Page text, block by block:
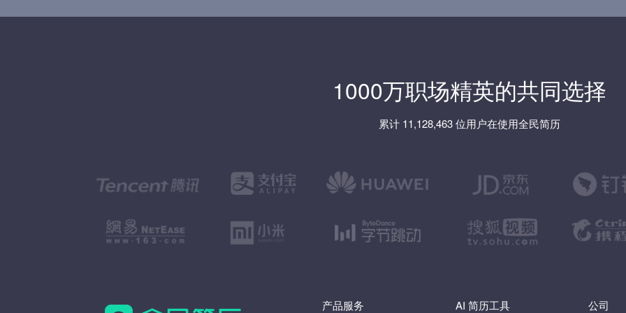
1000万职场精英的共同选择
累计 11,128,463 位用户在使用全民简历
产品服务 AI 简历工具 公司